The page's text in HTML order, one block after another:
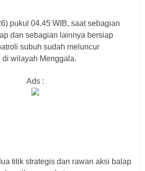
pukul 04.45 WIB, saat sebagian
dan sebagian lainnya bersiap
subuh sudah meluncur
wilayah Menggala.
Ads :
titik strategis dan rawan aksi balap